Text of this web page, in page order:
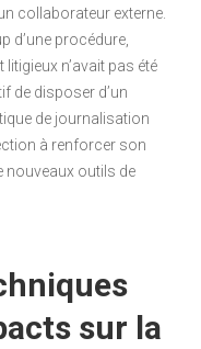
collaborateur externe.
d’une procédure,
n’avait pas été
de disposer d’un
de journalisation
à renforcer son
nouveaux outils de
sur la